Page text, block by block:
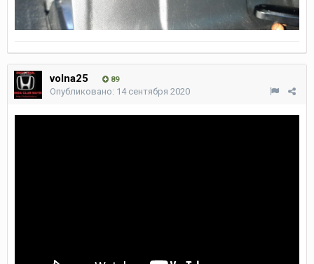
volna25 89
Опубликовано: 14 сентября 2020